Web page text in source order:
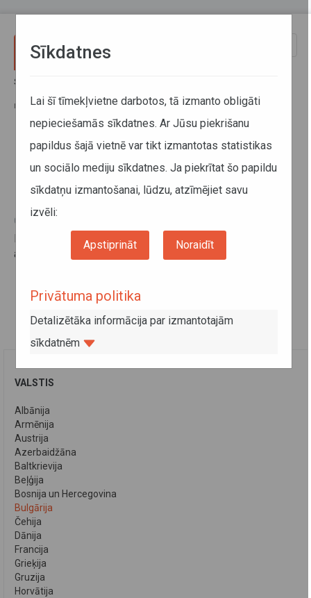
Sākums
nolīgums
Latvijas Republikas valdības un
Bulgārijas Republikas valdības
nolīgums
04. novembris 2015
Divpusējo nolīgumu par starptautiskajiem pārvadājumiem
ar autotransportu skatīt
VALSTIS
Albānija
Armēnija
Austrija
Azerbaidžāna
Baltkrievija
Beļģija
Bosnija un Hercegovina
Bulgārija
Čehija
Dānija
Francija
Grieķija
Gruzija
Horvātija
Sīkdatnes
Lai šī tīmekļvietne darbotos, tā izmanto obligāti
nepieciešamās sīkdatnes. Ar Jūsu piekrišanu
papildus šajā vietnē var tikt izmantotas statistikas
un sociālo mediju sīkdatnes. Ja piekrītat šo papildu
sīkdatņu izmantošanai, lūdzu, atzīmējiet savu
izvēli:
Apstiprināt Noraidīt
Privātuma politika
Detalizētāka informācija par izmantotajām
sīkdatnēm